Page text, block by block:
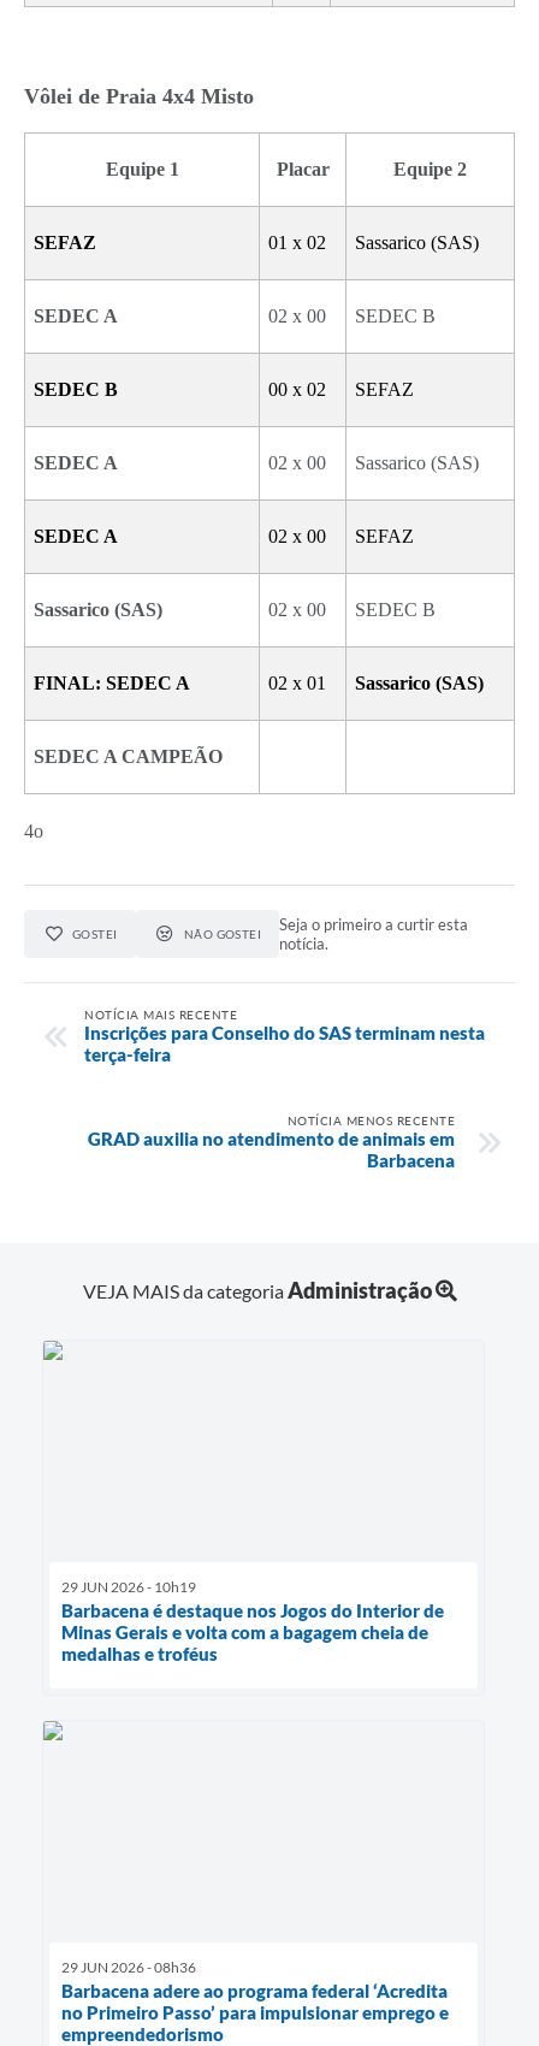
Vôlei de Praia 4x4 Misto
Equipe 1 Placar Equipe 2
SEFAZ 01 x 02 Sassarico (SAS)
SEDEC A 02 x 00 SEDEC B
SEDEC B 00 x 02 SEFAZ
SEDEC A 02 x 00 Sassarico (SAS)
SEDEC A 02 x 00 SEFAZ
Sassarico (SAS) 02 x 00 SEDEC B
FINAL: SEDEC A 02 x 01 Sassarico (SAS)
SEDEC A CAMPEÃO
4o
GOSTEI NÃO GOSTEI
Seja o primeiro a curtir esta
notícia.
NOTÍCIA MAIS RECENTE
Inscrições para Conselho do SAS terminam nesta
terça-feira
NOTÍCIA MENOS RECENTE
GRAD auxilia no atendimento de animais em
Barbacena
VEJA MAIS da categoriaAdministração
29 JUN 2026 - 10h19
Barbacena é destaque nos Jogos do Interior de
Minas Gerais e volta com a bagagem cheia de
medalhas e troféus
29 JUN 2026 - 08h36
Barbacena adere ao programa federal ‘Acredita
no Primeiro Passo’ para impulsionar emprego e
empreendedorismo